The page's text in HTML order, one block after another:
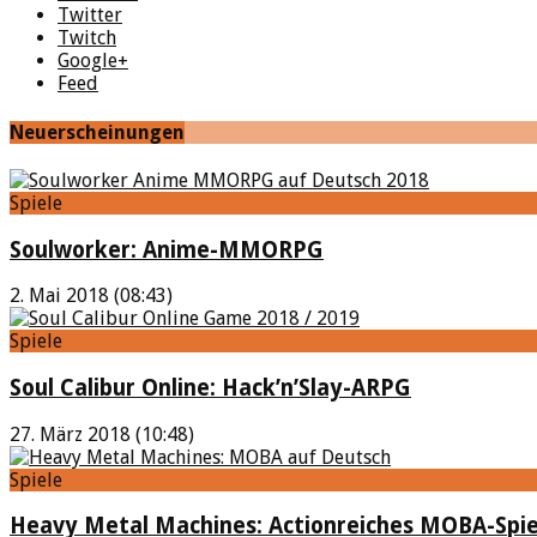
Twitter
Twitch
Google+
Feed
Neuerscheinungen
Spiele
Soulworker: Anime-MMORPG
2. Mai 2018 (08:43)
Spiele
Soul Calibur Online: Hack’n’Slay-ARPG
27. März 2018 (10:48)
Spiele
Heavy Metal Machines: Actionreiches MOBA-